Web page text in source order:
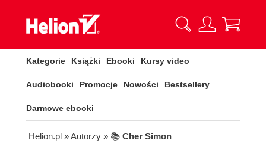
Kategorie Książki Ebooki Kursy video
Audiobooki Promocje Nowości Bestsellery
Darmowe ebooki
Helion.pl » Autorzy » 📚 Cher Simon